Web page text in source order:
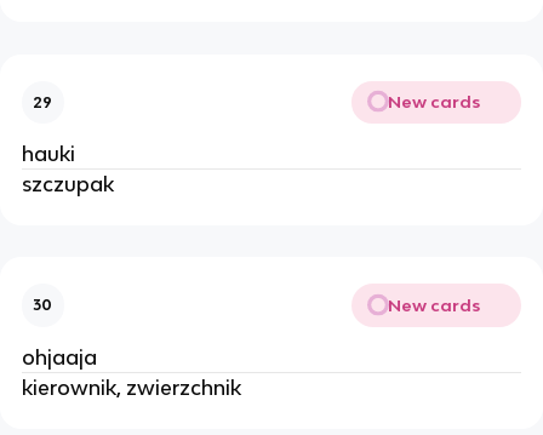
29 New cards
hauki
szczupak
30 New cards
ohjaaja
kierownik, zwierzchnik